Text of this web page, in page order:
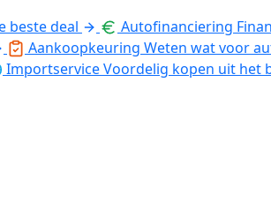
beste deal Autofinanciering
Aankoopkeuring Weten wat voor
ImportserviceVoordelig kopen uit het